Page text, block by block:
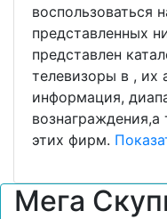
воспользоваться
представленных
представлен
телевизоры в , их
информация,
этих фирм.
Мега